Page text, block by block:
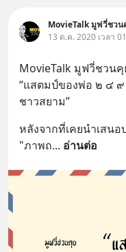
MovieTalk มูฟวี่ชวน
13 ต.ค. 2020 เวลา
MovieTalk มูฟวี่ชวนคุ
“แสตมป์ของพ่อ ๒ ๔
ชาวสยาม”
หลังจากที่เคยนำเสน
"ภาพถ... อ่านต่อ